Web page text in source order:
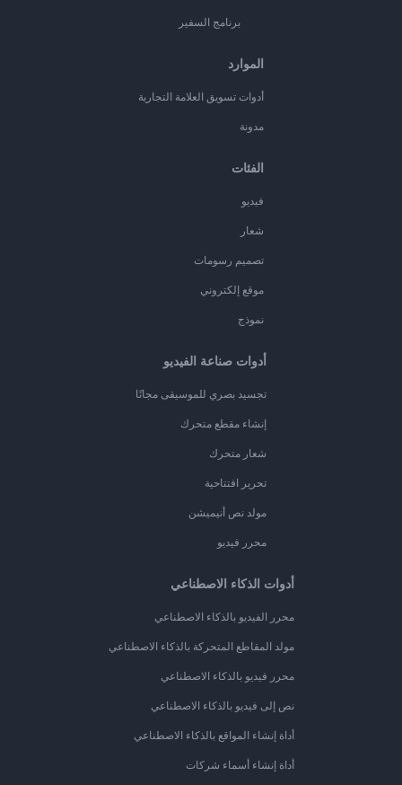
برنامج السفير
الموارد
أدوات تسويق العلامة التجارية
مدونة
الفئات
فيديو
شعار
تصميم رسومات
موقع إلكتروني
نموذج
أدوات صناعة الفيديو
تجسيد بصري للموسيقى مجانًا
إنشاء مقطع متحرك
شعار متحرك
تحرير افتتاحية
مولد نص أنيميشن
محرر فيديو
أدوات الذكاء الاصطناعي
محرر الفيديو بالذكاء الاصطناعي
مولد المقاطع المتحركة بالذكاء الاصطناعي
محرر فيديو بالذكاء الاصطناعي
نص إلى فيديو بالذكاء الاصطناعي
أداة إنشاء المواقع بالذكاء الاصطناعي
أداة إنشاء أسماء شركات